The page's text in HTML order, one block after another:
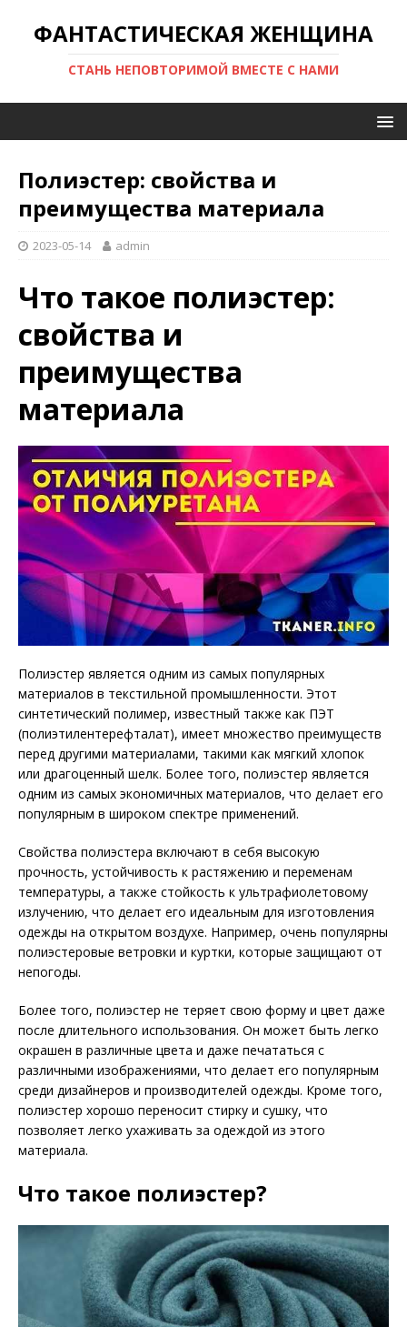
ФАНТАСТИЧЕСКАЯ ЖЕНЩИНА
СТАНЬ НЕПОВТОРИМОЙ ВМЕСТЕ С НАМИ
Полиэстер: свойства и
преимущества материала
2023-05-14 admin
Что такое полиэстер:
свойства и
преимущества
материала
Полиэстер является одним из самых популярных
материалов в текстильной промышленности. Этот
синтетический полимер, известный также как ПЭТ
(полиэтилентерефталат), имеет множество преимуществ
перед другими материалами, такими как мягкий хлопок
или драгоценный шелк. Более того, полиэстер является
одним из самых экономичных материалов, что делает его
популярным в широком спектре применений.
Свойства полиэстера включают в себя высокую
прочность, устойчивость к растяжению и переменам
температуры, а также стойкость к ультрафиолетовому
излучению, что делает его идеальным для изготовления
одежды на открытом воздухе. Например, очень популярны
полиэстеровые ветровки и куртки, которые защищают от
непогоды.
Более того, полиэстер не теряет свою форму и цвет даже
после длительного использования. Он может быть легко
окрашен в различные цвета и даже печататься с
различными изображениями, что делает его популярным
среди дизайнеров и производителей одежды. Кроме того,
полиэстер хорошо переносит стирку и сушку, что
позволяет легко ухаживать за одеждой из этого
материала.
Что такое полиэстер?